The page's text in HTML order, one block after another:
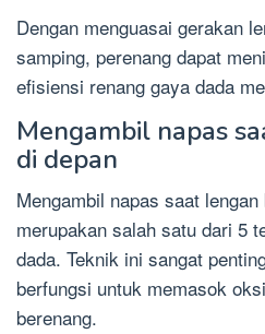
Dengan menguasai gerakan
samping, perenang dapat
efisiensi renang gaya dada
Mengambil napas
di depan
Mengambil napas saat
merupakan salah satu dari 5
dada. Teknik ini sangat
berfungsi untuk memasok
berenang.